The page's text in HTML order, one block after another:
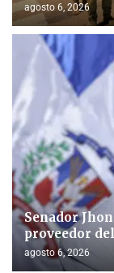
agosto 6, 2026
Senador
proveedor
agosto 6, 2026